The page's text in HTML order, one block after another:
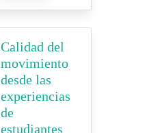
Calidad del
movimiento
desde las
experiencias
de
estudiantes